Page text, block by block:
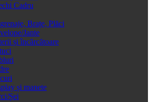
Cadru
Brațe, Plăci
Jante
și încărcătoare
și manete
Șei